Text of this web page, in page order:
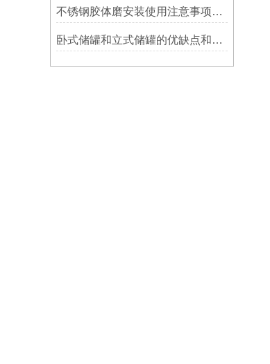
不锈钢胶体磨安装使用注意事项及保养
卧式储罐和立式储罐的优缺点和不同点